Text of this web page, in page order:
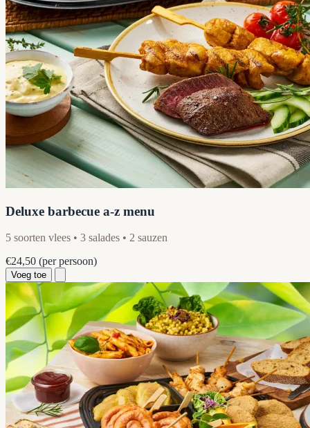
Deluxe barbecue a-z menu
5 soorten vlees • 3 salades • 2 sauzen
€24,50 (per persoon)
Voeg toe